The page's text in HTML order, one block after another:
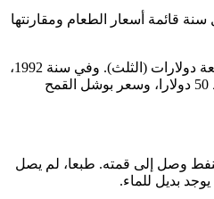
قائمة أسعار الطعام ومقارنتها
في سنة 1950 كان سعر برميل النفط يساوي سعر «بوشل» (ثمانية جالونات) القمح. في سنة 1974، بعد زيادة سعر البترول، صار برميل النفط 12 دولارا، وسعر بوشل القمح أربعة دولارات (الثلث). وفي سنة 1992،
بعد حرب تحرير الكويت، صار سعر برميل النفط 20 دولارا، وسعر بوشل القمح أربعة دولارات (الخمس). وفي سنة 2005، مع حروب العراق وأفغانستان، صار سعر برميل النفط 50 دولارا، وسعر بوشل القمح
إن سعر النفط وصل إلى قمته. طبعا، لم يصل
بديل للماء.